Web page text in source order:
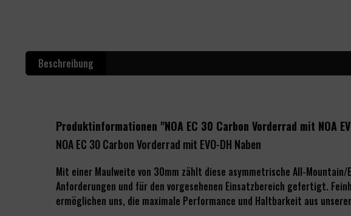
Beschreibung
Produktinformationen "NOA EC 30 Carbon Vorderrad mit NOA
NOA EC 30 Carbon Vorderrad mit EVO-DH Naben
Mit einer Maulweite von 30mm zählt diese asymmetrische All-Mountain/
Anforderungen und für den vorgesehenen Einsatzbereich gefertigt.
ermöglichen uns, die maximale Performance und Haltbarkeit aus